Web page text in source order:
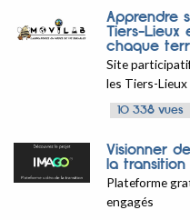
Apprendre
Tiers-Lieux
chaque
Site
les Tiers-Lieux
10 338 vues
Visionner
la
Plateforme
engagés